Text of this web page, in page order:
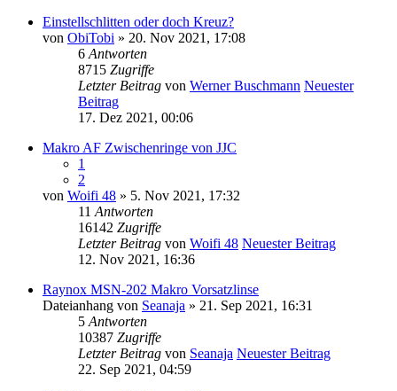
Einstellschlitten oder doch Kreuz?
von ObiTobi » 20. Nov 2021, 17:08
6 Antworten
8715 Zugriffe
Letzter Beitrag von Werner Buschmann Neuester
Beitrag
17. Dez 2021, 00:06
Makro AF Zwischenringe von JJC
1
2
von Woifi 48 » 5. Nov 2021, 17:32
11 Antworten
16142 Zugriffe
Letzter Beitrag von Woifi 48 Neuester Beitrag
12. Nov 2021, 16:36
Raynox MSN-202 Makro Vorsatzlinse
Dateianhang von Seanaja » 21. Sep 2021, 16:31
5 Antworten
10387 Zugriffe
Letzter Beitrag von Seanaja Neuester Beitrag
22. Sep 2021, 04:59